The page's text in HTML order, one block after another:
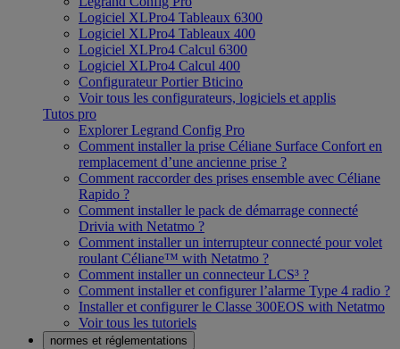
Logiciel XLPro4 Tableaux 6300
Logiciel XLPro4 Tableaux 400
Logiciel XLPro4 Calcul 6300
Logiciel XLPro4 Calcul 400
Configurateur Portier Bticino
Voir tous les configurateurs, logiciels et applis
Tutos pro
Explorer Legrand Config Pro
Comment installer la prise Céliane Surface Confort en
remplacement d’une ancienne prise ?
Comment raccorder des prises ensemble avec Céliane
Rapido ?
Comment installer le pack de démarrage connecté
Drivia with Netatmo ?
Comment installer un interrupteur connecté pour volet
roulant Céliane™ with Netatmo ?
Comment installer un connecteur LCS³ ?
Comment installer et configurer l’alarme Type 4 radio ?
Installer et configurer le Classe 300EOS with Netatmo
Voir tous les tutoriels
normes et réglementations